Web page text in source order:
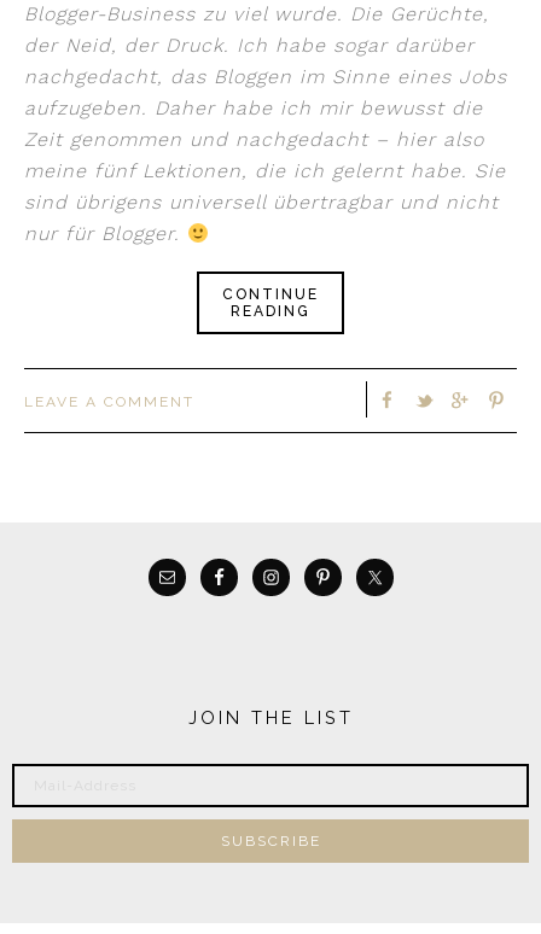
Blogger-Business zu viel wurde. Die Gerüchte,
der Neid, der Druck. Ich habe sogar darüber
nachgedacht, das Bloggen im Sinne eines Jobs
aufzugeben. Daher habe ich mir bewusst die
Zeit genommen und nachgedacht – hier also
meine fünf Lektionen, die ich gelernt habe. Sie
sind übrigens universell übertragbar und nicht
nur für Blogger.
CONTINUE
READING
LEAVE A COMMENT
JOIN THE LIST